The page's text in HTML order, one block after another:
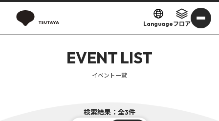
Languageフロア
EVENT LIST
イベント一覧
検索結果：全3件